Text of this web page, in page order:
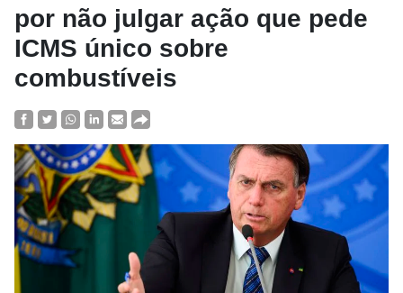
por não julgar ação que pede
ICMS único sobre
combustíveis